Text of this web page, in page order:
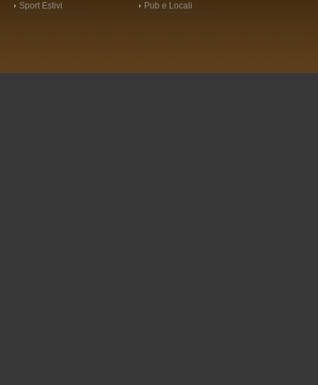
Sport Estivi
Pub e Locali